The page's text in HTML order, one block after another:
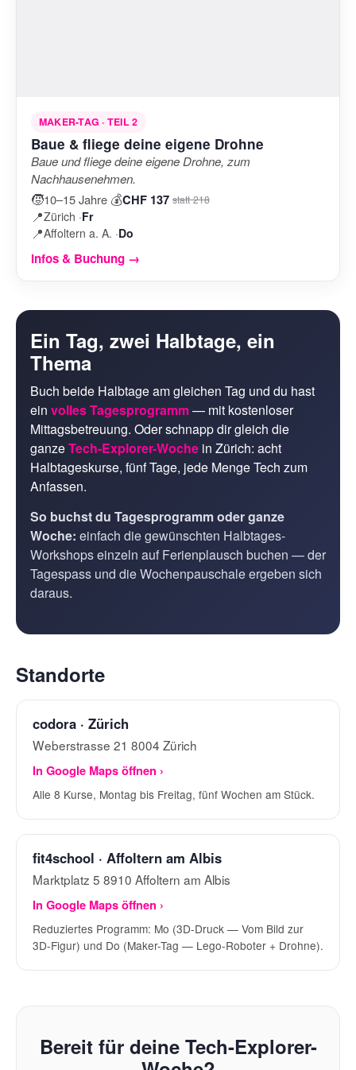
MAKER-TAG · TEIL 2
Baue & fliege deine eigene Drohne
Baue und fliege deine eigene Drohne, zum
Nachhausenehmen.
🧒10–15 Jahre 💰CHF 137 statt 218
📍Zürich ·Fr
📍Affoltern a. A. ·Do
Infos & Buchung →
Ein Tag, zwei Halbtage, ein
Thema
Buch beide Halbtage am gleichen Tag und du hast
ein volles Tagesprogramm— mit kostenloser
Mittagsbetreuung. Oder schnapp dir gleich die
ganzeTech-Explorer-Woche in Zürich: acht
Halbtageskurse, fünf Tage, jede Menge Tech zum
Anfassen.
So buchst du Tagesprogramm oder ganze
Woche: einfach die gewünschten Halbtages-
Workshops einzeln auf Ferienplausch buchen — der
Tagespass und die Wochenpauschale ergeben sich
daraus.
Standorte
codora · Zürich
Weberstrasse 21 8004 Zürich
In Google Maps öffnen ›
Alle 8 Kurse, Montag bis Freitag, fünf Wochen am Stück.
fit4school · Affoltern am Albis
Marktplatz 5 8910 Affoltern am Albis
In Google Maps öffnen ›
Reduziertes Programm: Mo (3D-Druck — Vom Bild zur
3D-Figur) und Do (Maker-Tag — Lego-Roboter + Drohne).
Bereit für deine Tech-Explorer-